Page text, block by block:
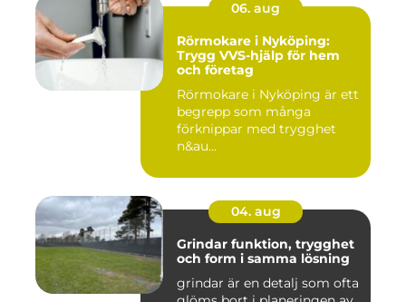
06. aug
Rörmokare i Nyköping:
Trygg VVS-hjälp för hem
och företag
Rörmokare i Nyköping är ett
begrepp som många
förknippar med trygghet
n&au...
04. aug
Grindar funktion, trygghet
och form i samma lösning
grindar är en detalj som ofta